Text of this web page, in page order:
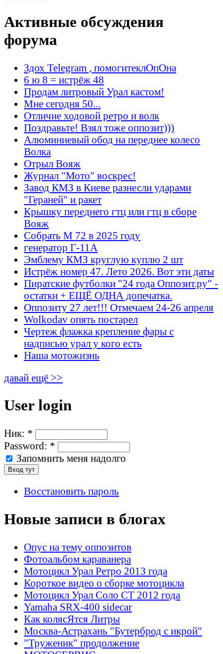
Активные обсуждения
форума
Здох Telegram , помогитеклОпОна
6 ю 8 = истрёж 48
Продам литровый Урал кастом!
Мне сегодня 50...
Отличие ходовой ретро и волк
Поздравьте! Взял тоже оппозит)))
Алюминиевый обод на переднее колесо
Волка
Отрыл Вояж
Журнал "Мото" воскрес!
Завод КМЗ в Киеве разнесли ударами
"Гераней" и ракет
Крышку переднего гтц или гтц в сборе
Вояж
Собрать М 72 в 2025 году
генератор Г-11А
Эмблему КМЗ круглую куплю 2 шт
Истрёж номер 47. Лето 2026. Вот эти даты
Пиратские футболки "24 года Оппозит.ру" -
остатки + ЕЩЁ ОДНА допечатка.
Оппозиту 27 лет!!! Отмечаем 24-26 апреля
Wolkodav опять постарел
Чертеж флажка крепление фары с
надписью урал у кого есть
Наша мотожизнь
давай ещё >>
User login
Ник: *
Password: *
Запомнить меня надолго
Восстановить пароль
Новые записи в блогах
Опус на тему оппозитов
Фотоальбом караванера
Мотоцикл Урал Ретро 2013 года
Короткое видео о сборке мотоцикла
Мотоцикл Урал Соло СТ 2012 года
Yamaha SRX-400 sidecar
Как колясЯтся Литры
Москва-Астрахань "Бутерброд с икрой"
"Труженик" продолжение